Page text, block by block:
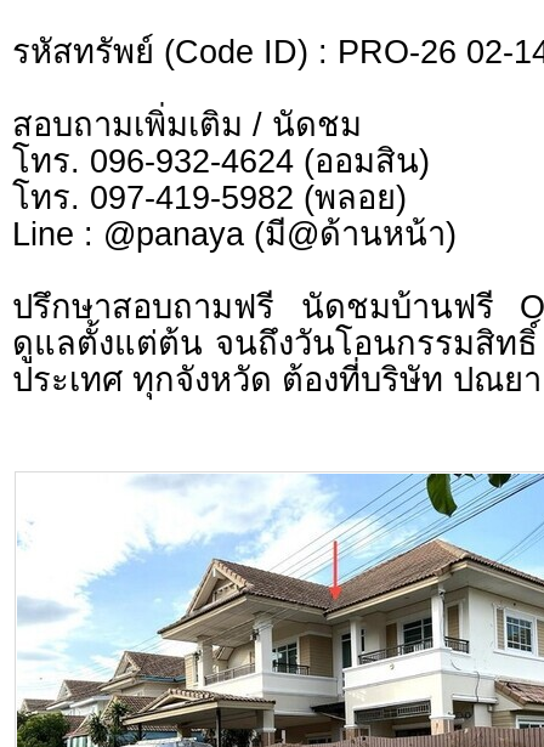
รหัสทรัพย์ (Code ID) : PRO-26 02-
สอบถามเพิ่มเติม / นัดชม
โทร. 096-932-4624 (ออมสิน)
โทร. 097-419-5982 (พลอย)
Line : @panaya (มี@ด้านหน้า)
ปรึกษาสอบถามฟรี นัดชมบ้านฟรี
ดูแลตั้งแต่ต้น จนถึงวันโอนกรรมสิท
ประเทศ ทุกจังหวัด ต้องที่บริษัท ปณย